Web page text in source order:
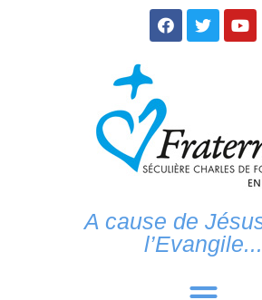
A cause de
l’Evangile...